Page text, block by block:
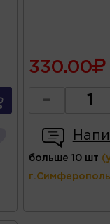
330.00
-
больше 10 шт